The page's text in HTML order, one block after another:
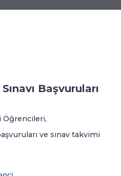
Başvuruları
ve sınav takvimi